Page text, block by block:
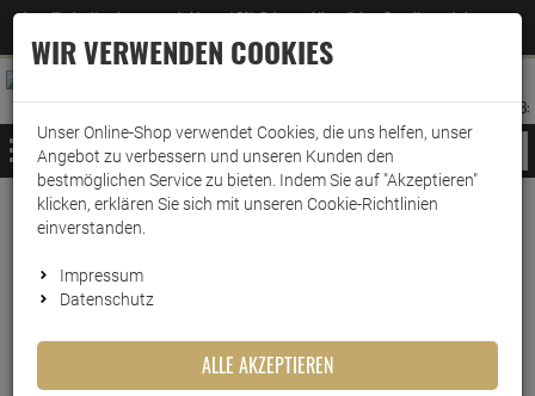
Jetzt für den Newsletter entscheiden und 5% Rabatt auf Ihre nächste Bestellung erhalten
–Zum Newsletter
ANMELDEN
AUFKLAPPEN
MERKZETTEL
WARENKORB:
MENÜ
Monin Sirup Dosierpumpe für
0,7 L und 1,0 Liter
WIR VERWENDEN COOKIES
Unser Online-Shop verwendet Cookies, die uns helfen, unser
Angebot zu verbessern und unseren Kunden den
bestmöglichen Service zu bieten. Indem Sie auf "Akzeptieren"
klicken, erklären Sie sich mit unseren Cookie-Richtlinien
einverstanden.
Impressum
Datenschutz
ALLE AKZEPTIEREN